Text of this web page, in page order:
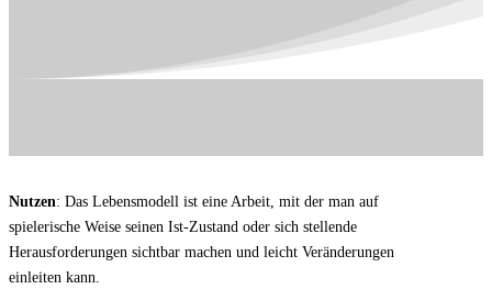
Nutzen: Das Lebensmodell ist eine Arbeit, mit der man auf
spielerische Weise seinen Ist-Zustand oder sich stellende
Herausforderungen sichtbar machen und leicht Veränderungen
einleiten kann.